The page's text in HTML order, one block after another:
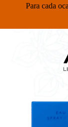
Para cada